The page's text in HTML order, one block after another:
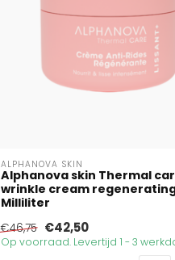
ALPHANOVA SKIN
Alphanova skin Thermal
wrinkle cream
Milliliter
€46,75 €42,50
Op voorraad. Levertijd 1 - 3